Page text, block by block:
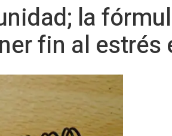
la
fin al